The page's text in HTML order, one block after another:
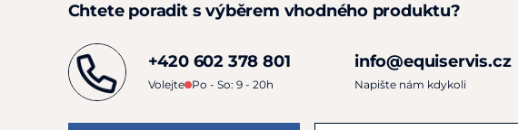
Chtete poradit s výběrem vhodného produktu?
+420 602 378 801
Volejte Po - So: 9 - 20h
info@equiservis.cz
Napište nám kdykoli